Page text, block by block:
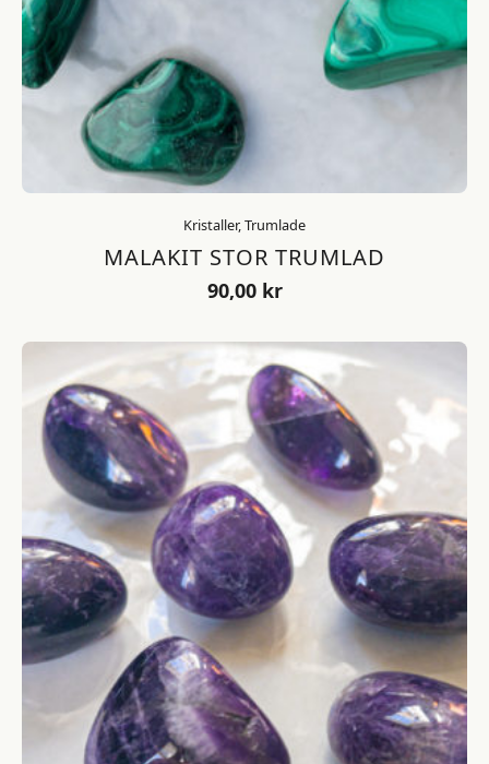
Kristaller, Trumlade
MALAKIT STOR TRUMLAD
90,00 kr